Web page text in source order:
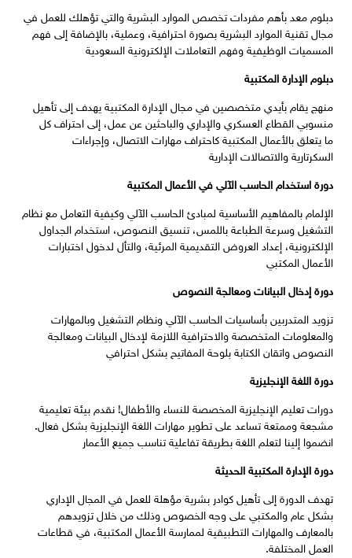
دبلوم معد بأهم مفردات تخصص الموارد البشرية والتي تؤهلك للعمل في
مجال تقنية الموارد البشرية بصورة احترافية، وعملية، بالإضافة إلى فهم
المسميات الوظيفية وفهم التعاملات الإلكترونية السعودية
دبلوم الإدارة المكتبية
منهج يقام بأيدي متخصصين في مجال الإدارة المكتبية يهدف إلى تأهيل
منسوبي القطاع العسكري والإداري والباحثين عن عمل، إلى احتراف كل
ما يتعلق بالأعمال المكتبية كاحتراف مهارات الاتصال، وإجراءات
السكرتارية والاتصالات الإدارية
دورة استخدام الحاسب الآلي في الأعمال المكتبية
الإلمام بالمفاهيم الأساسية لمبادئ الحاسب الآلي وكيفية التعامل مع نظام
التشغيل وسرعة الطباعة باللمس، تنسيق النصوص، استخدام الجداول
الإلكترونية، إعداد العروض التقديمية المرئية، والتأل لدخول اختبارات
الأعمال المكتبي
دورة إدخال البيانات ومعالجة النصوص
تزويد المتدربين بأساسيات الحاسب الآلي ونظام التشغيل وبالمهارات
والمعلومات المتخصصة والاحترافية اللازمة لإدخال البيانات ومعالجة
النصوص واتقان الكتابة بلوحة المفاتيح بشكل احترافي
دورة اللغة الإنجليزية
دورات تعليم الإنجليزية المخصصة للنساء والأطفال! نقدم بيئة تعليمية
مشجعة وممتعة تساعد على تطوير مهارات اللغة الإنجليزية بشكل فعال.
انضموا إلينا لتعلم اللغة بطريقة تفاعلية تناسب جميع الأعمار
دورة الإدارة المكتبية الحديثة
تهدف الدورة إلى تأهيل كوادر بشرية مؤهلة للعمل في المجال الإداري
بشكل عام والمكتبي على وجه الخصوص وذلك من خلال تزويدهم
بالمعارف والمهارات التطبيقية لممارسة الأعمال المكتبية، في قطاعات
العمل المختلفة.